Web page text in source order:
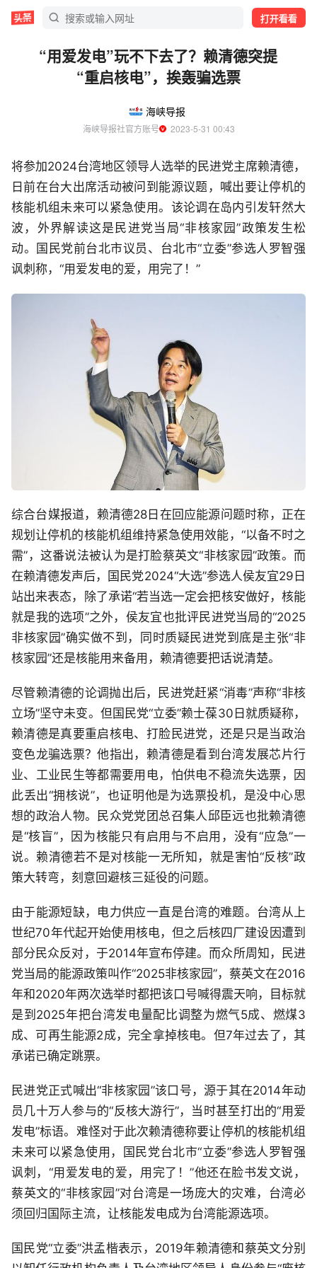
打开看看
“用爱发电”玩不下去了？赖清德突提
“重启核电”，挨轰骗选票
海峡导报
海峡导报社官方账号
  2023-5-31 00:43
将参加2024台湾地区领导人选举的民进党主席赖清德，
日前在台大出席活动被问到能源议题，喊出要让停机的
核能机组未来可以紧急使用。该论调在岛内引发轩然大
波，外界解读这是民进党当局“非核家园”政策发生松
动。国民党前台北市议员、台北市“立委”参选人罗智强
讽刺称，“用爱发电的爱，用完了！”
综合台媒报道，赖清德28日在回应能源问题时称，正在
规划让停机的核能机组维持紧急使用效能，“以备不时之
需”，这番说法被认为是打脸蔡英文“非核家园”政策。而
在赖清德发声后，国民党2024“大选”参选人侯友宜29日
站出来表态，除了承诺“若当选一定会把核安做好，核能
就是我的选项”之外，侯友宜也批评民进党当局的“2025
非核家园”确实做不到，同时质疑民进党到底是主张“非
核家园”还是核能用来备用，赖清德要把话说清楚。
尽管赖清德的论调抛出后，民进党赶紧“消毒”声称“非核
立场”坚守未变。但国民党“立委”赖士葆30日就质疑称，
赖清德是真要重启核电、打脸民进党，还是只是当政治
变色龙骗选票？他指出，赖清德是看到台湾发展芯片行
业、工业民生等都需要用电，怕供电不稳流失选票，因
此丢出“拥核说”，也证明他是为选票投机，是没中心思
想的政治人物。民众党党团总召集人邱臣远也批赖清德
是“核盲”，因为核能只有启用与不启用，没有“应急”一
说。赖清德若不是对核能一无所知，就是害怕“反核”政
策大转弯，刻意回避核三延役的问题。
由于能源短缺，电力供应一直是台湾的难题。台湾从上
世纪70年代起开始使用核电，但之后核四厂建设因遭到
部分民众反对，于2014年宣布停建。而众所周知，民进
党当局的能源政策叫作“2025非核家园”，蔡英文在2016
年和2020年两次选举时都把该口号喊得震天响，目标就
是到2025年把台湾发电量配比调整为燃气5成、燃煤3
成、可再生能源2成，完全拿掉核电。但7年过去了，其
承诺已确定跳票。
民进党正式喊出“非核家园”该口号，源于其在2014年动
员几十万人参与的“反核大游行”，当时甚至打出的“用爱
发电”标语。难怪对于此次赖清德称要让停机的核能机组
未来可以紧急使用，国民党台北市“立委”参选人罗智强
讽刺，“用爱发电的爱，用完了！”他还在脸书发文说，
蔡英文的“非核家园”对台湾是一场庞大的灾难，台湾必
须回归国际主流，让核能发电成为台湾能源选项。
国民党“立委”洪孟楷表示，2019年赖清德和蔡英文分别